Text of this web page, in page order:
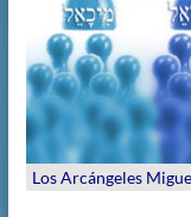
Los Arcángeles